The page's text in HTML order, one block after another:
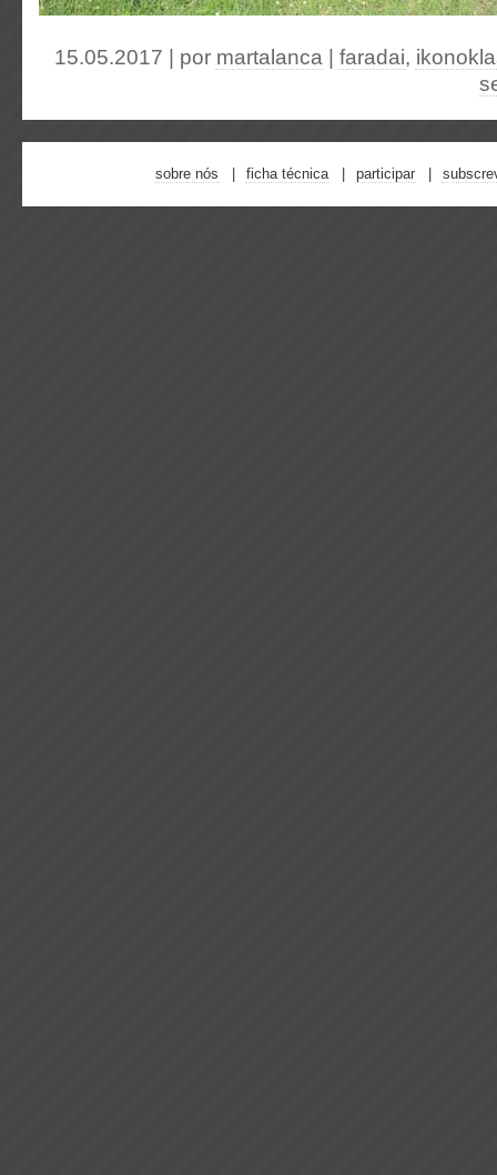
15.05.2017 | por martalanca faradai,
sobre nós ficha técnica participar